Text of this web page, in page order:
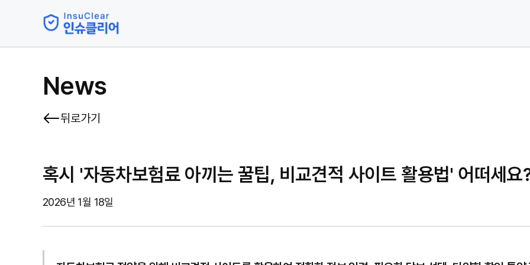
News
뒤로가기
혹시 '자동차보험료 아끼는 꿀팁, 비교견적 사이트 활용법' 어떠세요
2026년 1월 18일